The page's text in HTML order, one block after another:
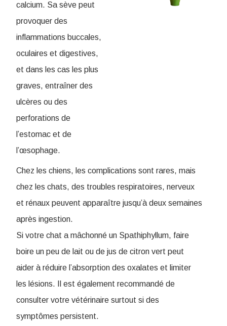
calcium. Sa sève peut
provoquer des
inflammations buccales,
oculaires et digestives,
et dans les cas les plus
graves, entraîner des
ulcères ou des
perforations de
l’estomac et de
l’œsophage.
Chez les chiens, les complications sont rares, mais
chez les chats, des troubles respiratoires, nerveux
et rénaux peuvent apparaître jusqu’à deux semaines
après ingestion.
Si votre chat a mâchonné un Spathiphyllum, faire
boire un peu de lait ou de jus de citron vert peut
aider à réduire l’absorption des oxalates et limiter
les lésions. Il est également recommandé de
consulter votre vétérinaire surtout si des
symptômes persistent.